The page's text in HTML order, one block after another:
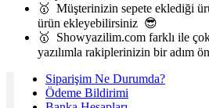
🥇 Müşterinizin sepete eklediği
ürün ekleyebilirsiniz 😎
🥇 Showyazilim.com farklı ile
yazılımla rakiplerinizin bir adım
Siparişim Ne Durumda?
Ödeme Bildirimi